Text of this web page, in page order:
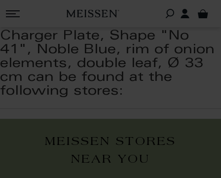
Charger Plate, Shape "No
41", Noble Blue, rim of onion
elements, double leaf, Ø 33
cm can be found at the
following stores:
MEISSEN STORES
NEAR YOU